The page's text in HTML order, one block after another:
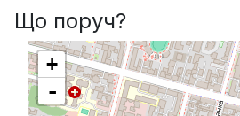
Що поруч?
+
-